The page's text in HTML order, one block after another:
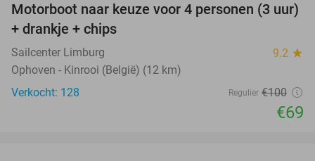
31%
Motorboot naar keuze voor 4 personen (3 uur)
+ drankje + chips
Sailcenter Limburg 9.2 star
Ophoven - Kinrooi (België) (12 km)
Verkocht: 128
Regulier €100
€69